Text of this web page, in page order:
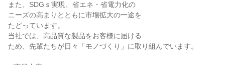
また、SDGｓ実現、省エネ・省電力化の
ニーズの高まりとともに市場拡大の一途を
たどっています。
当社では、高品質な製品をお客様に届ける
ため、先輩たちが日々「モノづくり」に取り組んでいます。